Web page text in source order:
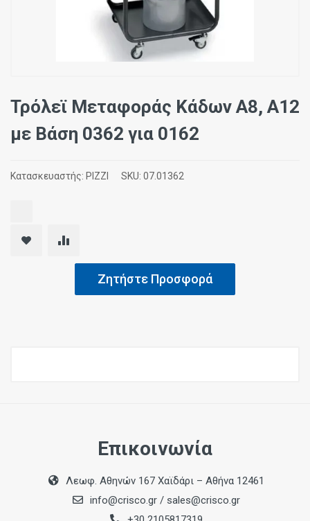
Τρόλεϊ Μεταφοράς Κάδων Α8, Α12
με Βάση 0362 για 0162
Κατασκευαστής: PIZZI SKU: 07.01362
Ζητήστε Προσφορά
Επικοινωνία
Λεωφ. Αθηνών 167 Χαϊδάρι – Αθήνα 12461
info@crisco.gr / sales@crisco.gr